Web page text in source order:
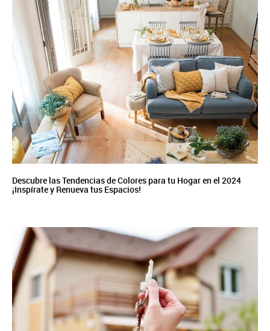
Descubre las Tendencias de Colores para tu Hogar en el 2024
¡Inspírate y Renueva tus Espacios!